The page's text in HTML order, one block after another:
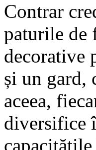
Contrar
paturile de
decorative
și un gard,
aceea,
diversifice